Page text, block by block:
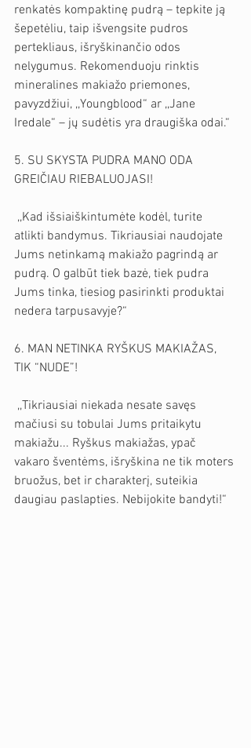
renkatės kompaktinę pudrą – tepkite ją
šepetėliu, taip išvengsite pudros
pertekliaus, išryškinančio odos
nelygumus. Rekomenduoju rinktis
mineralines makiažo priemones,
pavyzdžiui, ,,Youngblood“ ar ,,Jane
Iredale“ – jų sudėtis yra draugiška odai.“
5. SU SKYSTA PUDRA MANO ODA
GREIČIAU RIEBALUOJASI!
atlikti bandymus. Tikriausiai naudojate
Jums netinkamą makiažo pagrindą ar
pudrą. O galbūt tiek bazė, tiek pudra
Jums tinka, tiesiog pasirinkti produktai
nedera tarpusavyje?“
6. MAN NETINKA RYŠKUS MAKIAŽAS,
TIK “NUDE”!
mačiusi su tobulai Jums pritaikytu
makiažu... Ryškus makiažas, ypač
vakaro šventėms, išryškina ne tik moters
bruožus, bet ir charakterį, suteikia
daugiau paslapties. Nebijokite bandyti!“